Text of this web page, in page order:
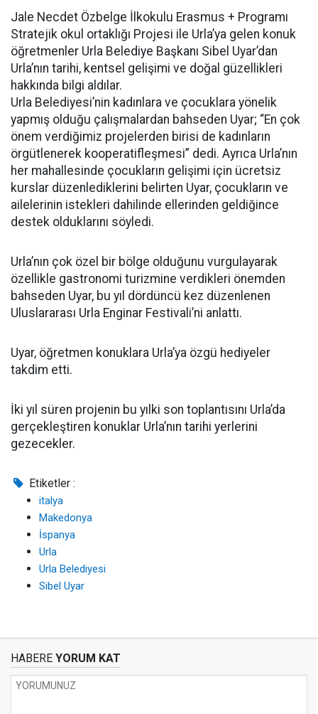
Jale Necdet Özbelge İlkokulu Erasmus + Programı
Stratejik okul ortaklığı Projesi ile Urla’ya gelen konuk
öğretmenler Urla Belediye Başkanı Sibel Uyar’dan
Urla’nın tarihi, kentsel gelişimi ve doğal güzellikleri
hakkında bilgi aldılar.
Urla Belediyesi’nin kadınlara ve çocuklara yönelik
yapmış olduğu çalışmalardan bahseden Uyar; “En çok
önem verdiğimiz projelerden birisi de kadınların
örgütlenerek kooperatifleşmesi” dedi. Ayrıca Urla’nın
her mahallesinde çocukların gelişimi için ücretsiz
kurslar düzenlediklerini belirten Uyar, çocukların ve
ailelerinin istekleri dahilinde ellerinden geldiğince
destek olduklarını söyledi.
Urla’nın çok özel bir bölge olduğunu vurgulayarak
özellikle gastronomi turizmine verdikleri önemden
bahseden Uyar, bu yıl dördüncü kez düzenlenen
Uluslararası Urla Enginar Festivali’ni anlattı.
Uyar, öğretmen konuklara Urla’ya özgü hediyeler
takdim etti.
İki yıl süren projenin bu yılki son toplantısını Urla’da
gerçekleştiren konuklar Urla’nın tarihi yerlerini
gezecekler.
Etiketler :
italya
Makedonya
İspanya
Urla
Urla Belediyesi
Sibel Uyar
HABERE YORUM KAT